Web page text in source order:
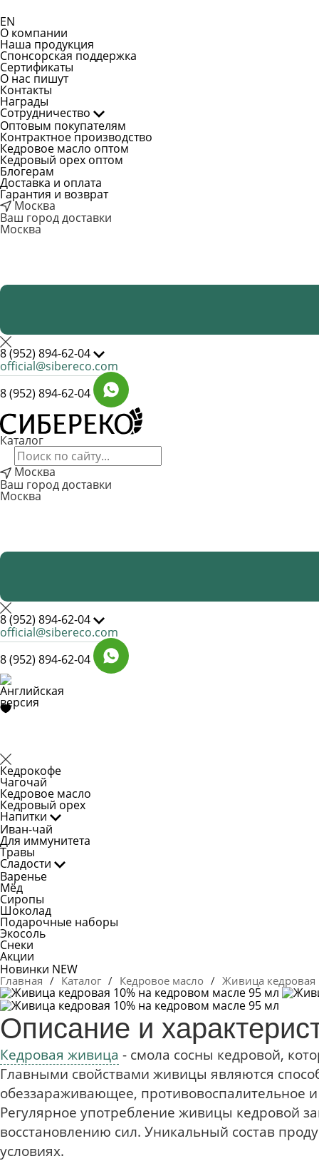
EN
О компании
Наша продукция
Спонсорская поддержка
Сертификаты
О нас пишут
Контакты
Награды
Сотрудничество
Оптовым покупателям
Контрактное производство
Кедровое масло оптом
Кедровый орех оптом
Блогерам
Доставка и оплата
Гарантия и возврат
Москва
Ваш город доставки
Москва
8 (952) 894-62-04
official@sibereco.com
8 (952) 894-62-04
Каталог
Москва
Ваш город доставки
Москва
8 (952) 894-62-04
official@sibereco.com
8 (952) 894-62-04
Кедрокофе
Чагочай
Кедровое масло
Кедровый орех
Напитки
Иван-чай
Для иммунитета
Травы
Сладости
Варенье
Мёд
Сиропы
Шоколад
Подарочные наборы
Экосоль
Снеки
Акции
Новинки NEW
Главная / Каталог / Кедровое масло / Живица кедровая
Описание и
Кедровая живица - смола сосны кедровой,
Главными свойствами живицы являются
обеззараживающее, противовоспалительное
Регулярное употребление живицы кедровой
восстановлению сил. Уникальный состав
условиях.